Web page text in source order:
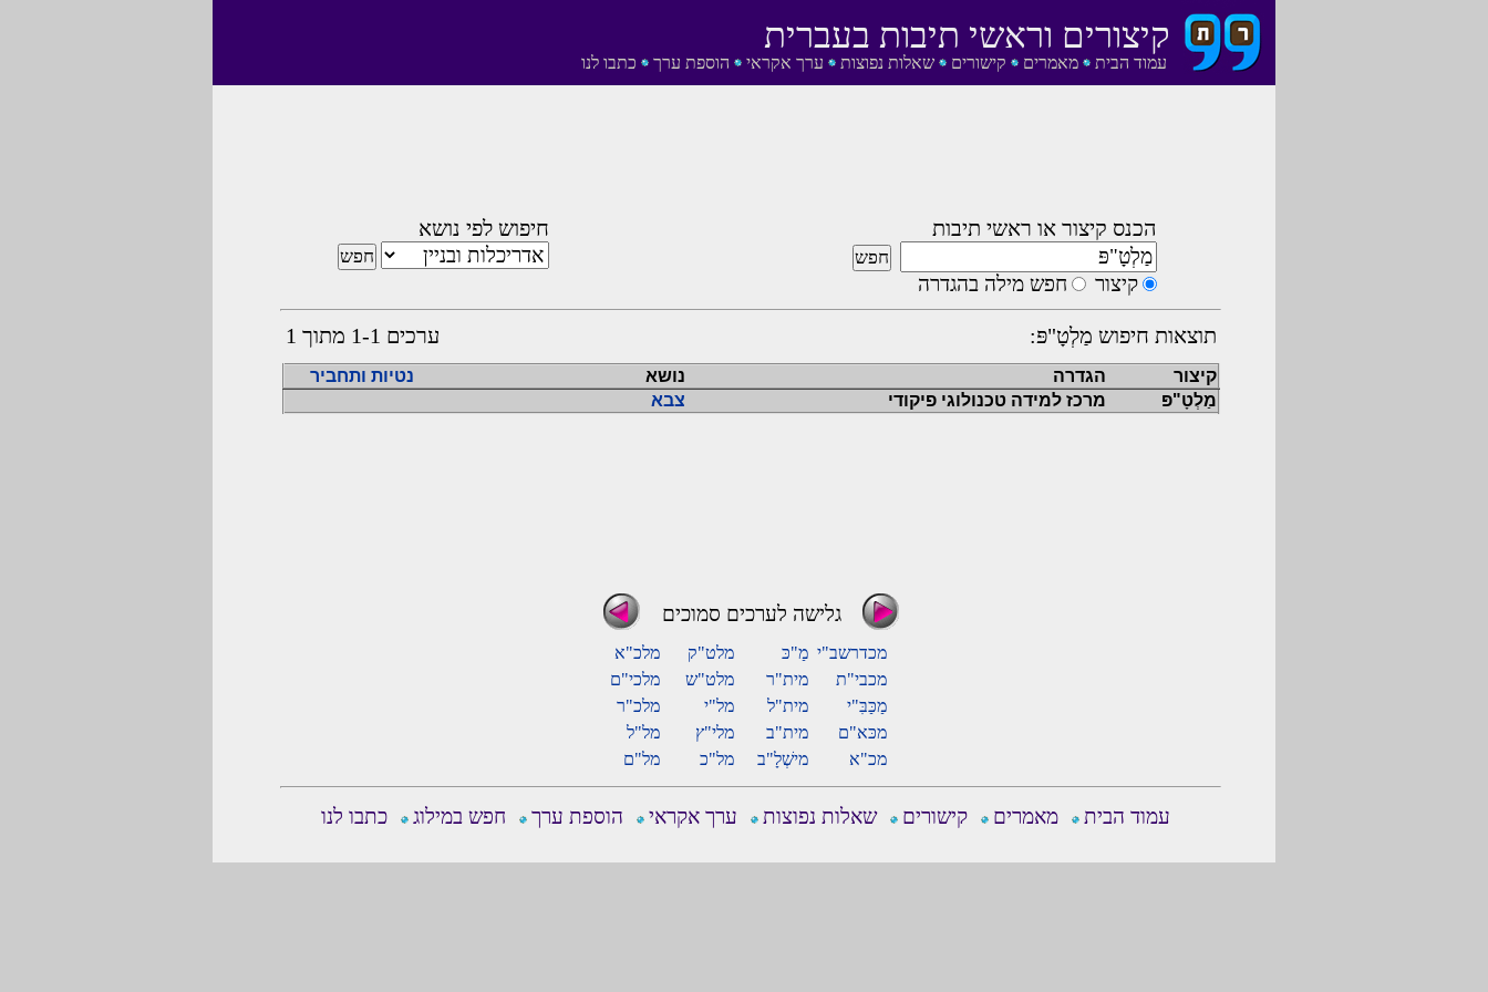
עמוד הבית מאמרים קישורים שאלות נפוצות ערך אקראי הוספת ערך כתבו לנו
קיצורים וראשי תיבות בעברית
הכנס קיצור או ראשי תיבות
קיצור חפש מילה בהגדרה
חיפוש לפי נושא
תוצאות חיפוש מַלְטָ"פּ: ערכים 1-1 מתוך 1
קיצור הגדרה נושא
נטיות ותחביר
מַלְטָ"פּ
מרכז למידה טכנולוגי פיקודי צבא
גלישה לערכים סמוכים
מכדרשב"י מַ"כּ מלט"ק
מלכ"א
מכבי"ת
מית"ר מלט"ש
מלכי"ם
מַכַּבִּ"י
מית"ל מל"י
מלכ"ר
מכּא"ם
מית"ב מלי"ץ
מל"ל
מכ"א
מישְׁלָ"ב מל"כ מל"ם
עמוד הבית מאמרים קישורים שאלות נפוצות ערך אקראי הוספת ערך חפש במילוג כתבו לנו